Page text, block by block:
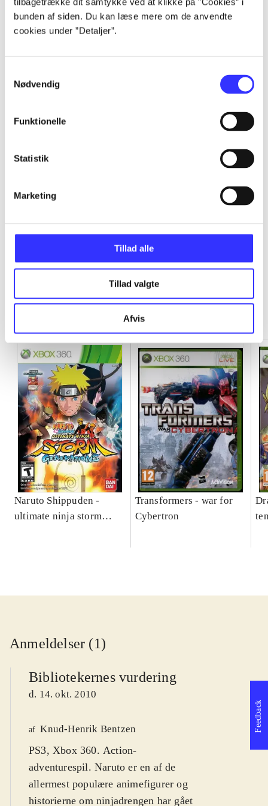
bunden af siden. Du kan læse mere om de anvendte
cookies under ”Detaljer”.
Nødvendig
Funktionelle
Statistik
Marketing
Tillad alle
Tillad valgte
Afvis
Artikler
Alle registrerede artikler fordelt på udgivelser
Minder om
Naruto Shippuden -
ultimate ninja storm
Transformers - war for
Cybertron
Anmeldelser (1)
Bibliotekernes vurdering
d. 14. okt. 2010
af Knud-Henrik Bentzen
PS3, Xbox 360. Action-
adventurespil. Naruto er en af de
allermest populære animefigurer og
historierne om ninjadrengen har gået
Feedback